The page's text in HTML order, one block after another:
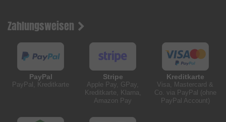
Zahlungsweisen
PayPal
PayPal, Kreditkarte
Stripe
Apple Pay, GPay,
Kreditkarte, Klarna,
Amazon Pay
Kreditkarte
Visa, Mastercard &
Co. via PayPal (ohne
PayPal Account)